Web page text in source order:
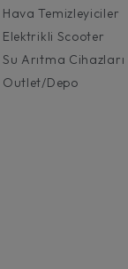
Hava Temizleyiciler
Elektrikli Scooter
Su Arıtma Cihazları
Outlet/Depo